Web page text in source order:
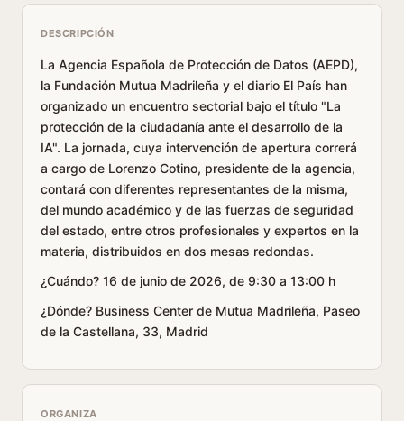
DESCRIPCIÓN
La Agencia Española de Protección de Datos (AEPD),
la Fundación Mutua Madrileña y el diario El País han
organizado un encuentro sectorial bajo el título "La
protección de la ciudadanía ante el desarrollo de la
IA". La jornada, cuya intervención de apertura correrá
a cargo de Lorenzo Cotino, presidente de la agencia,
contará con diferentes representantes de la misma,
del mundo académico y de las fuerzas de seguridad
del estado, entre otros profesionales y expertos en la
materia, distribuidos en dos mesas redondas.
¿Cuándo? 16 de junio de 2026, de 9:30 a 13:00 h
¿Dónde? Business Center de Mutua Madrileña, Paseo
de la Castellana, 33, Madrid
ORGANIZA